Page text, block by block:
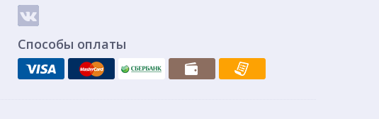
Способы оплаты